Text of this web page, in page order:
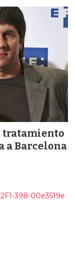
tratamiento
a Barcelona